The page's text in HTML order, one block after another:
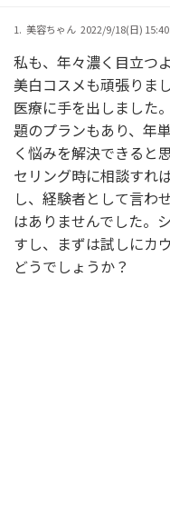
1. 美容ちゃん 2022/9/18(日)
私も、年々濃く目立つ
美白コスメも頑張りま
医療に手を出しました
題のプランもあり、年
く悩みを解決できると
セリング時に相談すれ
し、経験者として言わ
はありませんでした。
すし、まずは試しにカ
どうでしょうか？